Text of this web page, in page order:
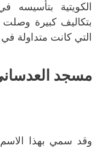
التي كانت متداولة
مسجد
وقد سمي بهذا